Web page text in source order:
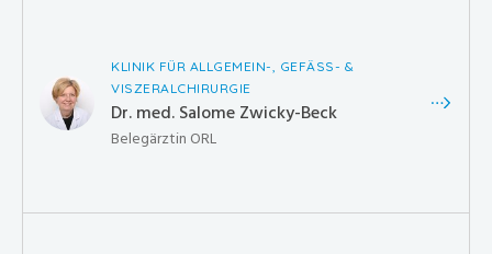
KLINIK FÜR ALLGEMEIN-, GEFÄSS- &
VISZERALCHIRURGIE
Dr. med. Salome Zwicky-Beck
Belegärztin ORL